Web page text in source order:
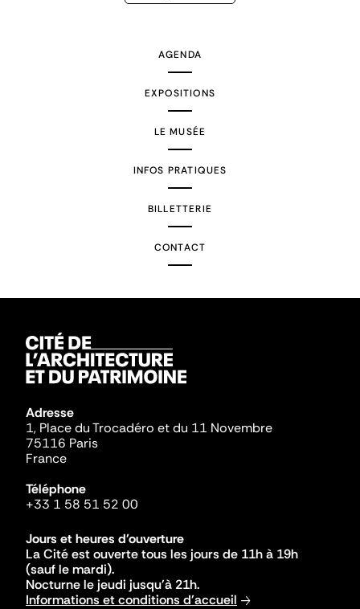
AGENDA
EXPOSITIONS
LE MUSÉE
INFOS PRATIQUES
BILLETTERIE
CONTACT
Adresse
1, Place du Trocadéro et du 11 Novembre
75116 Paris
France
Téléphone
+33 1 58 51 52 00
Jours et heures d'ouverture
La Cité est ouverte tous les jours de 11h à 19h
(sauf le mardi).
Nocturne le jeudi jusqu'à 21h.
Informations et conditions d'accueil